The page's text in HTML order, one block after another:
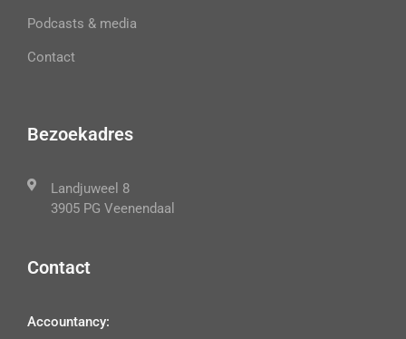
Podcasts & media
Contact
Bezoekadres
Landjuweel 8
3905 PG Veenendaal
Contact
Accountancy: